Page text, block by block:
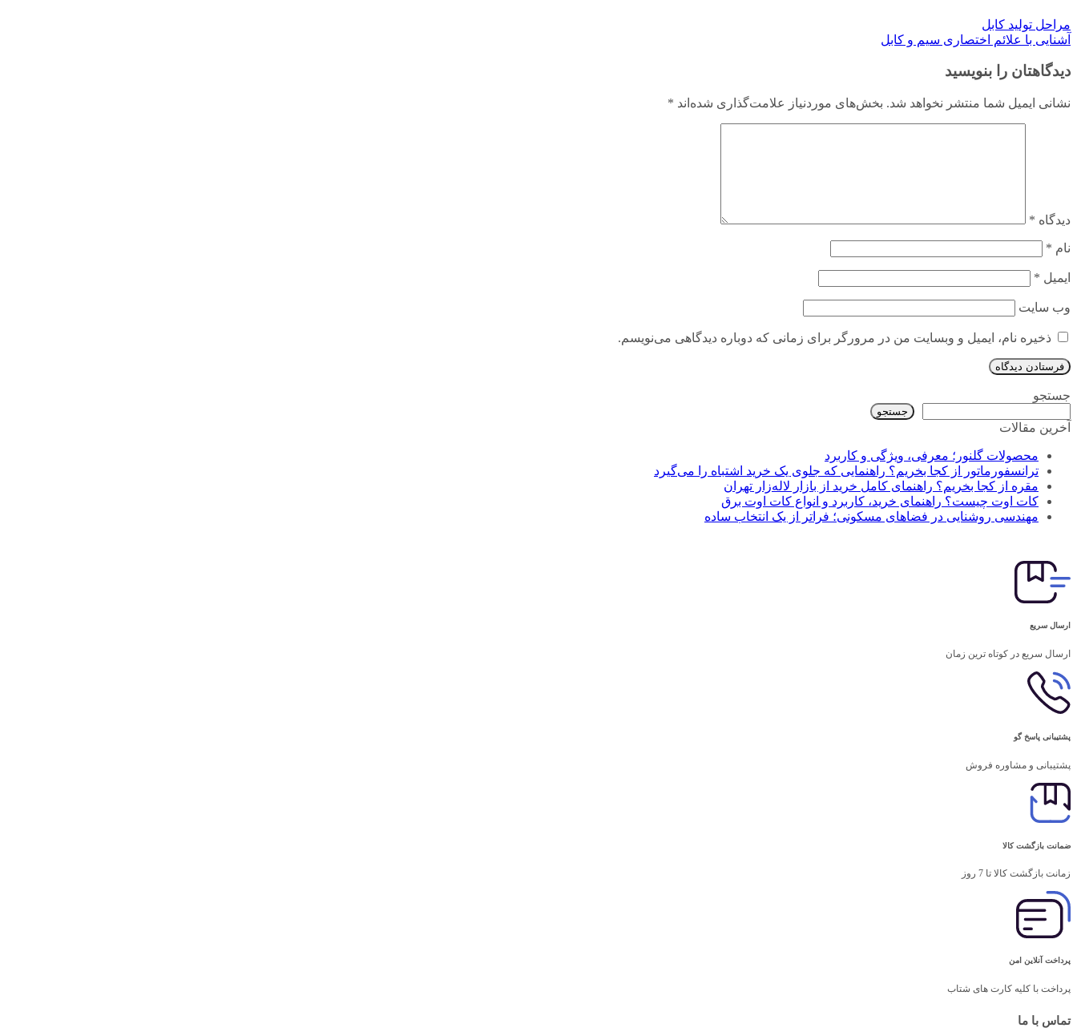
مراحل تولید کابل
آشنایی با علائم اختصاری سیم و کابل
دیدگاهتان را بنویسید
نشانی ایمیل شما منتشر نخواهد شد. بخش‌های موردنیاز علامت‌گذاری شده‌اند *
دیدگاه *
نام *
ایمیل *
وب‌ سایت
ذخیره نام، ایمیل و وبسایت من در مرورگر برای زمانی که دوباره دیدگاهی می‌نویسم.
جستجو
جستجو
آخرین مقالات
محصولات گلنور؛ معرفی، ویژگی و کاربرد
ترانسفورماتور از کجا بخریم؟ راهنمایی که جلوی یک خرید اشتباه را می‌گیرد
مقره از کجا بخریم؟ راهنمای کامل خرید از بازار لاله‌زار تهران
کات اوت چیست؟ راهنمای خرید، کاربرد و انواع کات اوت برق
مهندسی روشنایی در فضاهای مسکونی؛ فراتر از یک انتخاب ساده
ارسال سریع
ارسال سریع در کوتاه ترین زمان
پشتیبانی پاسخ گو
پشتیبانی و مشاوره فروش
ضمانت بازگشت کالا
زمانت بازگشت کالا تا 7 روز
پرداخت آنلاین امن
پرداخت با کلیه کارت های شتاب
تماس با ما